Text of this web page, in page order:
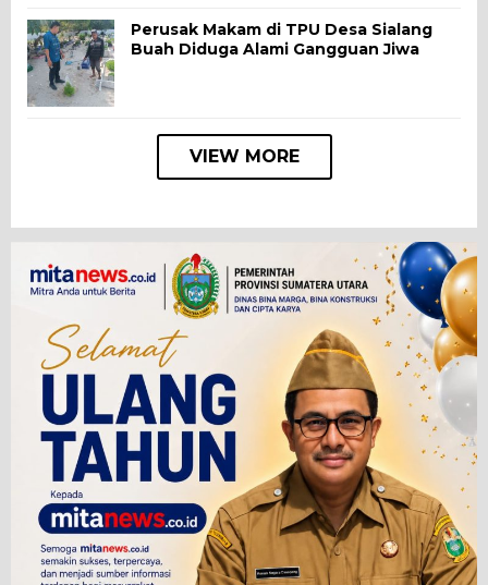
Perusak Makam di TPU Desa Sialang
Buah Diduga Alami Gangguan Jiwa
VIEW MORE